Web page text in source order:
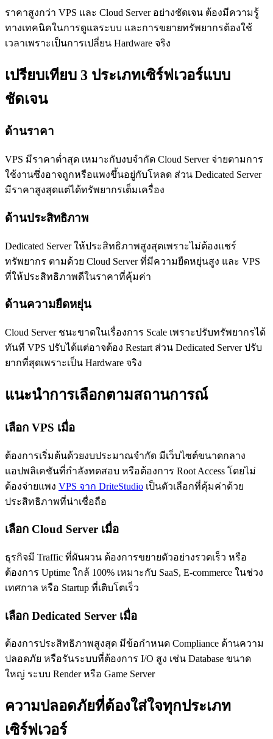
ราคาสูงกว่า VPS และ Cloud Server อย่างชัดเจน ต้องมีความรู้
ทางเทคนิคในการดูแลระบบ และการขยายทรัพยากรต้องใช้
เวลาเพราะเป็นการเปลี่ยน Hardware จริง
เปรียบเทียบ 3 ประเภทเซิร์ฟเวอร์แบบ
ชัดเจน
ด้านราคา
VPS มีราคาต่ำสุด เหมาะกับงบจำกัด Cloud Server จ่ายตามการ
ใช้งานซึ่งอาจถูกหรือแพงขึ้นอยู่กับโหลด ส่วน Dedicated Server
มีราคาสูงสุดแต่ได้ทรัพยากรเต็มเครื่อง
ด้านประสิทธิภาพ
Dedicated Server ให้ประสิทธิภาพสูงสุดเพราะไม่ต้องแชร์
ทรัพยากร ตามด้วย Cloud Server ที่มีความยืดหยุ่นสูง และ VPS
ที่ให้ประสิทธิภาพดีในราคาที่คุ้มค่า
ด้านความยืดหยุ่น
Cloud Server ชนะขาดในเรื่องการ Scale เพราะปรับทรัพยากรได้
ทันที VPS ปรับได้แต่อาจต้อง Restart ส่วน Dedicated Server ปรับ
ยากที่สุดเพราะเป็น Hardware จริง
แนะนำการเลือกตามสถานการณ์
เลือก VPS เมื่อ
ต้องการเริ่มต้นด้วยงบประมาณจำกัด มีเว็บไซต์ขนาดกลาง
แอปพลิเคชันที่กำลังทดสอบ หรือต้องการ Root Access โดยไม่
ต้องจ่ายแพง VPS จาก DriteStudio เป็นตัวเลือกที่คุ้มค่าด้วย
ประสิทธิภาพที่น่าเชื่อถือ
เลือก Cloud Server เมื่อ
ธุรกิจมี Traffic ที่ผันผวน ต้องการขยายตัวอย่างรวดเร็ว หรือ
ต้องการ Uptime ใกล้ 100% เหมาะกับ SaaS, E-commerce ในช่วง
เทศกาล หรือ Startup ที่เติบโตเร็ว
เลือก Dedicated Server เมื่อ
ต้องการประสิทธิภาพสูงสุด มีข้อกำหนด Compliance ด้านความ
ปลอดภัย หรือรันระบบที่ต้องการ I/O สูง เช่น Database ขนาด
ใหญ่ ระบบ Render หรือ Game Server
ความปลอดภัยที่ต้องใส่ใจทุกประเภท
เซิร์ฟเวอร์